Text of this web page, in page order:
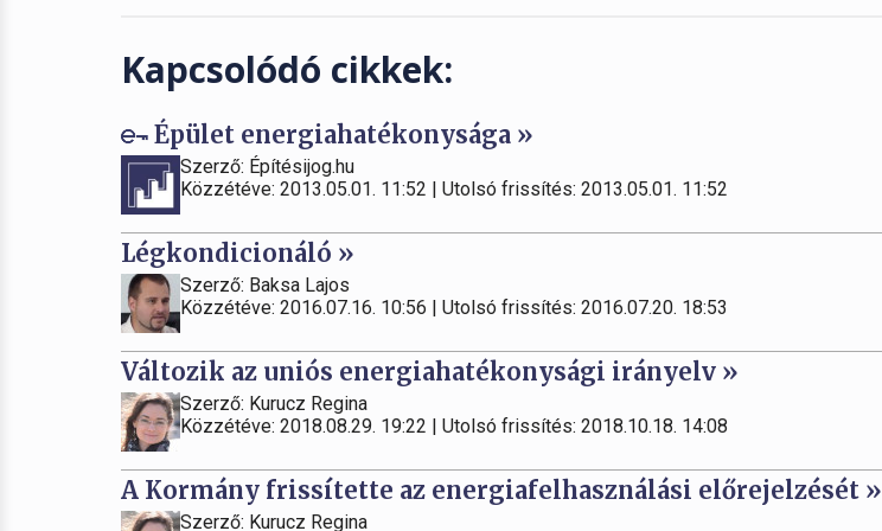
Kapcsolódó cikkek:
Épület energiahatékonysága »
Szerző: Építésijog.hu
Közzétéve: 2013.05.01. 11:52 | Utolsó frissítés: 2013.05.01. 11:52
Légkondicionáló »
Szerző: Baksa Lajos
Közzétéve: 2016.07.16. 10:56 | Utolsó frissítés: 2016.07.20. 18:53
Változik az uniós energiahatékonysági irányelv »
Szerző: Kurucz Regina
Közzétéve: 2018.08.29. 19:22 | Utolsó frissítés: 2018.10.18. 14:08
A Kormány frissítette az energiafelhasználási előrejelzését »
Szerző: Kurucz Regina